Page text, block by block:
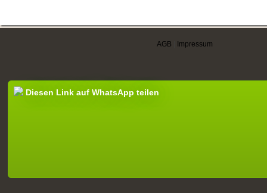
AGB Impressum
Diesen Link auf WhatsApp teilen